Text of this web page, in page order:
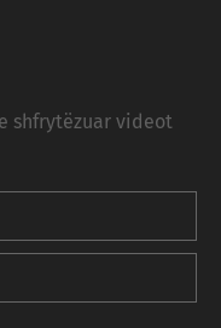
shfrytëzuar videot